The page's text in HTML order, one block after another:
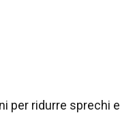
per ridurre sprechi e